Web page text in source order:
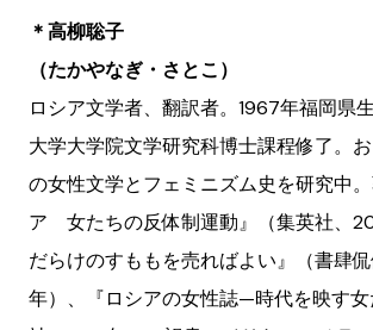
＊高柳聡子
（たかやなぎ・さとこ）
ロシア文学者、翻訳者。1967年福岡県
大学大学院文学研究科博士課程修了。
の女性文学とフェミニズム史を研究中
ア 女たちの反体制運動』（集英社、
だらけのすももを売ればよい』（書肆
年）、『ロシアの女性誌—時代を映す